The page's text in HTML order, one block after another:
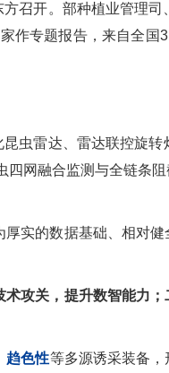
开。部种植业管理司
专题报告，来自全国
虫雷达、雷达联控旋
网融合监测与全链条
实的数据基础、相对
术攻关，提升数智能力
趋色性等多源诱采装备